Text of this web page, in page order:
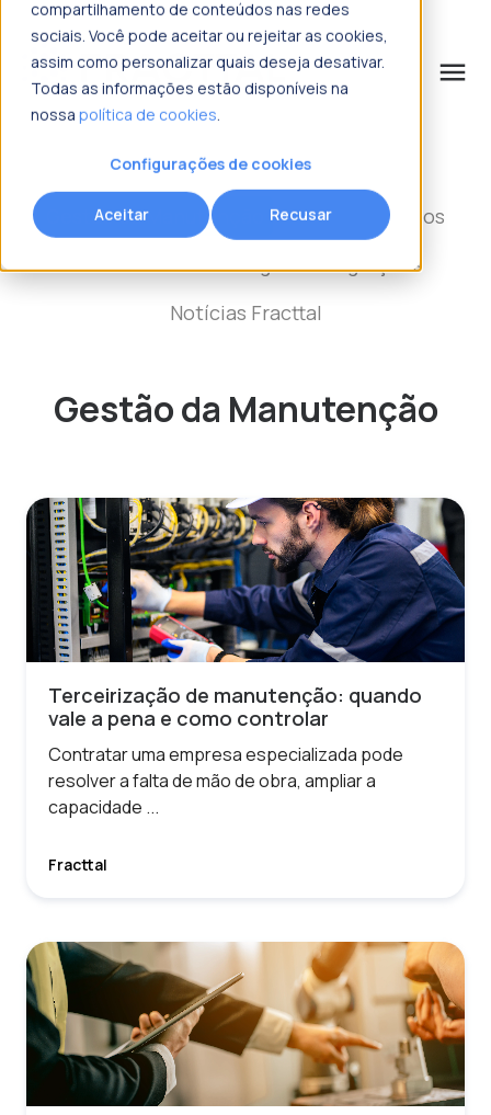
compartilhamento de conteúdos nas redes
sociais. Você pode aceitar ou rejeitar as cookies,
assim como personalizar quais deseja desativar.
Todas as informações estão disponíveis na
nossa política de cookies.
Configurações de cookies
Aceitar Recusar
menu
o que procura?
Gestão da Manutenção
Gestão de Ativos
Indústrias
Tecnologia
Integrações
Notícias Fracttal
Gestão da Manutenção
Terceirização de manutenção: quando
vale a pena e como controlar
Contratar uma empresa especializada pode
resolver a falta de mão de obra, ampliar a
capacidade ...
Fracttal